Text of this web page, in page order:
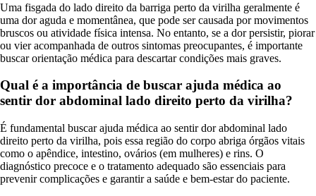
Uma fisgada do lado direito da barriga perto da virilha geralmente é
uma dor aguda e momentânea, que pode ser causada por movimentos
bruscos ou atividade física intensa. No entanto, se a dor persistir, piorar
ou vier acompanhada de outros sintomas preocupantes, é importante
buscar orientação médica para descartar condições mais graves.
Qual é a importância de buscar ajuda médica ao
sentir dor abdominal lado direito perto da virilha?
É fundamental buscar ajuda médica ao sentir dor abdominal lado
direito perto da virilha, pois essa região do corpo abriga órgãos vitais
como o apêndice, intestino, ovários (em mulheres) e rins. O
diagnóstico precoce e o tratamento adequado são essenciais para
prevenir complicações e garantir a saúde e bem-estar do paciente.